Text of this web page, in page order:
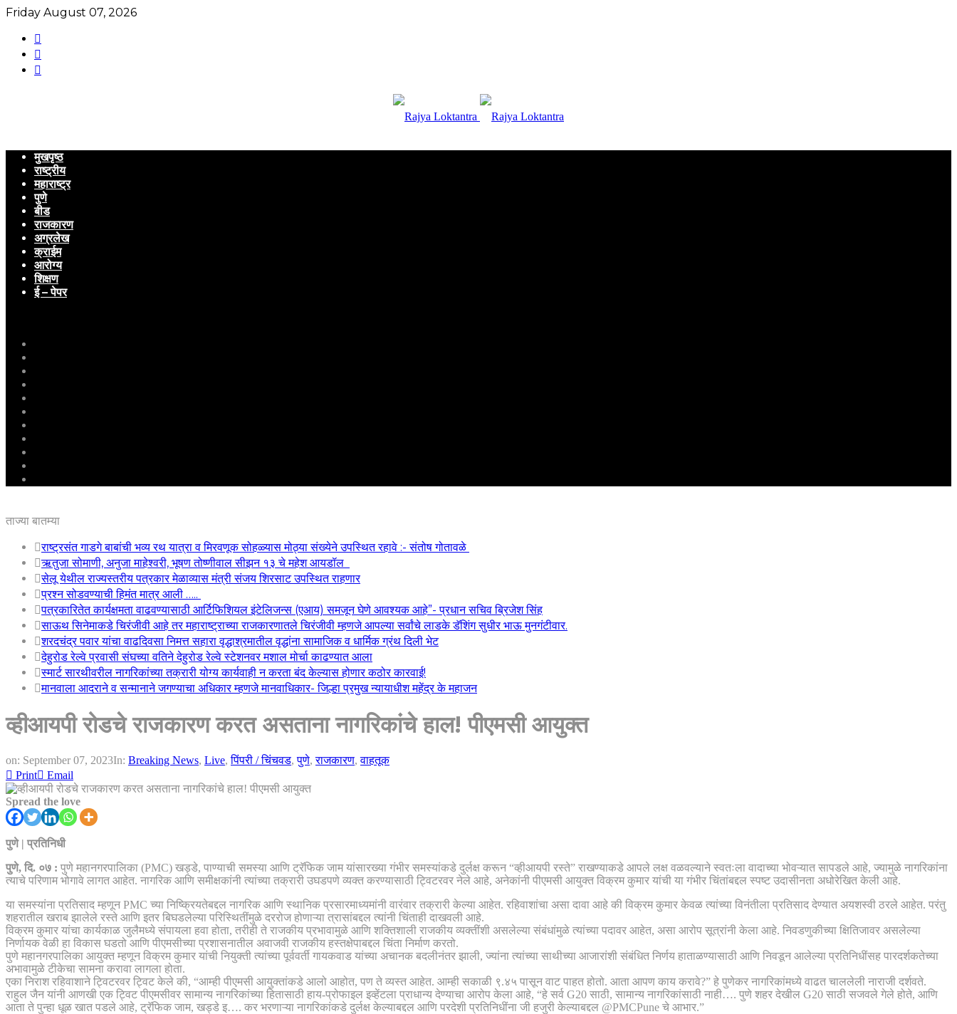
Friday August 07, 2026
मुखपृष्ठ
राष्ट्रीय
महाराष्ट्र
पुणे
बीड
राजकारण
अग्रलेख
क्राईम
आरोग्य
शिक्षण
ई – पेपर
ताज्या बातम्या
राष्ट्रसंत गाडगे बाबांची भव्य रथ यात्रा व मिरवणूक सोहळ्यास मोठ्या संख्येने उपस्थित रहावे :- संतोष गोतावळे
ऋतुजा सोमाणी, अनुजा माहेश्वरी, भूषण तोष्णीवाल सीझन १३ चे महेश आयडॉल
सेलू येथील राज्यस्तरीय पत्रकार मेळाव्यास मंत्री संजय शिरसाट उपस्थित राहणार
प्रश्न सोडवण्याची हिमंत मात्र आली …..
पत्रकारितेत कार्यक्षमता वाढवण्यासाठी आर्टिफिशियल इंटेलिजन्स (एआय) समजून घेणे आवश्यक आहे”- प्रधान सचिव ब्रिजेश सिंह
साऊथ सिनेमाकडे चिरंजीवी आहे तर महाराष्ट्राच्या राजकारणातले चिरंजीवी म्हणजे आपल्या सर्वांचे लाडके डॅशिंग सुधीर भाऊ मुनगंटीवार.
शरदचंद्र पवार यांचा वाढदिवसा निमत्त सहारा वृद्धाश्रमातील वृद्धांना सामाजिक व धार्मिक ग्रंथ दिली भेट
देहुरोड रेल्वे प्रवासी संघच्या वतिने देहुरोड रेल्वे स्टेशनवर मशाल मोर्चा काढण्यात आला
स्मार्ट सारथीवरील नागरिकांच्या तक्रारी योग्य कार्यवाही न करता बंद केल्यास होणार कठोर कारवाई!
मानवाला आदराने व सन्मानाने जगण्याचा अधिकार म्हणजे मानवाधिकार- जिल्हा प्रमुख न्यायाधीश महेंद्र के महाजन
व्हीआयपी रोडचे राजकारण करत असताना नागरिकांचे हाल! पीएमसी आयुक्त
on: September 07, 2023In: Breaking News, Live,पिंपरी / चिंचवड,पुणे,राजकारण,वाहतूक
Print
Email
Spread the love
पुणे | प्रतिनिधी
पुणे, दि. ०७ : पुणे महानगरपालिका (PMC) खड्डे, पाण्याची समस्या आणि ट्रॅफिक जाम यांसारख्या गंभीर समस्यांकडे दुर्लक्ष करून “व्हीआयपी रस्ते” राखण्याकडे आपले लक्ष वळवल्याने स्वतःला वादाच्या भोवऱ्यात सापडले आहे, ज्यामुळे नागरिकांना
त्याचे परिणाम भोगावे लागत आहेत. नागरिक आणि समीक्षकांनी त्यांच्या तक्रारी उघडपणे व्यक्त करण्यासाठी ट्विटरवर नेले आहे, अनेकांनी पीएमसी आयुक्त विक्रम कुमार यांची या गंभीर चिंतांबद्दल स्पष्ट उदासीनता अधोरेखित केली आहे.
या समस्यांना प्रतिसाद म्हणून PMC च्या निष्क्रियतेबद्दल नागरिक आणि स्थानिक प्रसारमाध्यमांनी वारंवार तक्रारी केल्या आहेत. रहिवाशांचा असा दावा आहे की विक्रम कुमार केवळ त्यांच्या विनंतीला प्रतिसाद देण्यात अयशस्वी ठरले आहेत. परंतु
शहरातील खराब झालेले रस्ते आणि इतर बिघडलेल्या परिस्थितींमुळे दररोज होणाऱ्या त्रासांबद्दल त्यांनी चिंताही दाखवली आहे.
विक्रम कुमार यांचा कार्यकाळ जुलैमध्ये संपायला हवा होता, तरीही ते राजकीय प्रभावामुळे आणि शक्तिशाली राजकीय व्यक्तींशी असलेल्या संबंधांमुळे त्यांच्या पदावर आहेत, असा आरोप सूत्रांनी केला आहे. निवडणुकीच्या क्षितिजावर असलेल्या
निर्णायक वेळी हा विकास घडतो आणि पीएमसीच्या प्रशासनातील अवाजवी राजकीय हस्तक्षेपाबद्दल चिंता निर्माण करतो.
पुणे महानगरपालिका आयुक्त म्हणून विक्रम कुमार यांची नियुक्ती त्यांच्या पूर्ववर्ती गायकवाड यांच्या अचानक बदलीनंतर झाली, ज्यांना त्यांच्या साथीच्या आजारांशी संबंधित निर्णय हाताळण्यासाठी आणि निवडून आलेल्या प्रतिनिधींसह पारदर्शकतेच्या
अभावामुळे टीकेचा सामना करावा लागला होता.
एका निराश रहिवाशाने ट्विटरवर ट्विट केले की, “आम्ही पीएमसी आयुक्तांकडे आलो आहोत, पण ते व्यस्त आहेत. आम्ही सकाळी ९.४५ पासून वाट पाहत होतो. आता आपण काय करावे?” हे पुणेकर नागरिकांमध्ये वाढत चाललेली नाराजी दर्शवते.
राहुल जैन यांनी आणखी एक ट्विट पीएमसीवर सामान्य नागरिकांच्या हितासाठी हाय-प्रोफाइल इव्हेंटला प्राधान्य देण्याचा आरोप केला आहे, “हे सर्व G20 साठी, सामान्य नागरिकांसाठी नाही…. पुणे शहर देखील G20 साठी सजवले गेले होते, आणि
आता ते पुन्हा धूळ खात पडले आहे, ट्रॅफिक जाम, खड्डे इ…. कर भरणाऱ्या नागरिकांकडे दुर्लक्ष केल्याबद्दल आणि परदेशी प्रतिनिधींना जी हजुरी केल्याबद्दल @PMCPune चे आभार.”